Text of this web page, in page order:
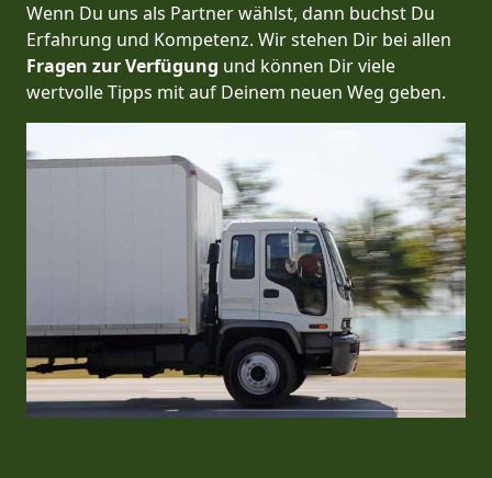
Wenn Du uns als Partner wählst, dann buchst Du
Erfahrung und Kompetenz. Wir stehen Dir bei allen
Fragen zur Verfügung und können Dir viele
wertvolle Tipps mit auf Deinem neuen Weg geben.